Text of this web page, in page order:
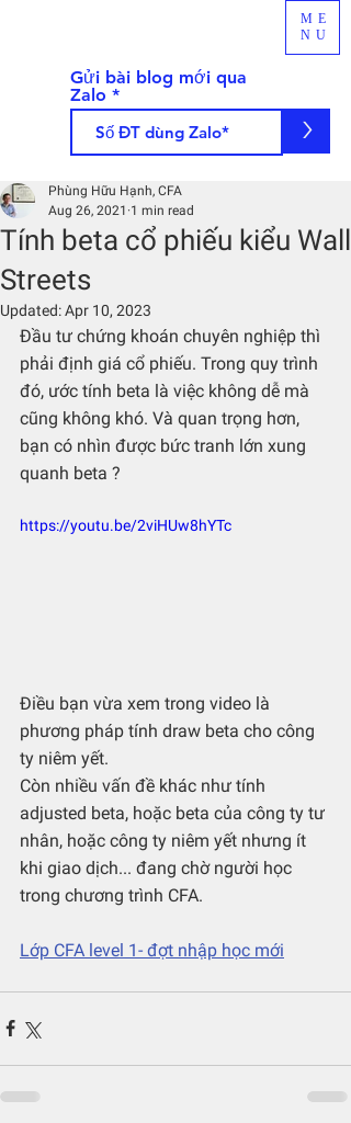
ME
NU
Gửi bài blog mới qua
Zalo
>
Tính beta cổ phiếu kiểu Wall
Streets
Phùng Hữu Hạnh, CFA
Aug 26, 2021 1 min read
Updated:Apr 10, 2023
Đầu tư chứng khoán chuyên nghiệp thì
phải định giá cổ phiếu. Trong quy trình
đó, ước tính beta là việc không dễ mà
cũng không khó. Và quan trọng hơn,
bạn có nhìn được bức tranh lớn xung
quanh beta ?
https://youtu.be/2viHUw8hYTc
Điều bạn vừa xem trong video là
phương pháp tính draw beta cho công
ty niêm yết.
Còn nhiều vấn đề khác như tính
adjusted beta, hoặc beta của công ty tư
nhân, hoặc công ty niêm yết nhưng ít
khi giao dịch... đang chờ người học
trong chương trình CFA.
Lớp CFA level 1- đợt nhập học mới